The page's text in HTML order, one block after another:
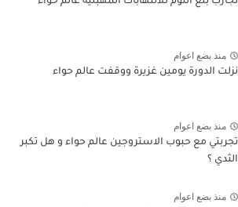
منذ بضع اعوام
نزلت الدورة يومين غزيرة ووقفت عالم حواء
منذ بضع اعوام
تجربتي مع حبوب الاستروجين عالم حواء و هل تكبر
الثدي ؟
منذ بضع اعوام